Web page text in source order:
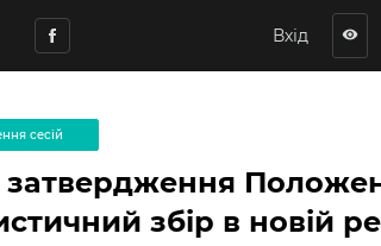
Вхід visibility
сесій
збір в новій